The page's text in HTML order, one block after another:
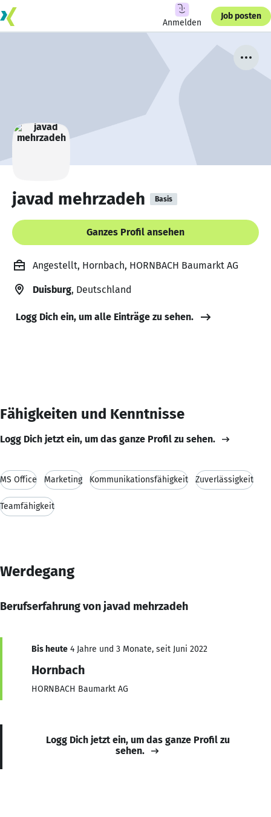
Anmelden
Job posten
javad mehrzadeh Basis
Ganzes Profil ansehen
Angestellt, Hornbach, HORNBACH Baumarkt AG
Duisburg, Deutschland
Logg Dich ein, um alle Einträge zu sehen.
Fähigkeiten und Kenntnisse
Logg Dich jetzt ein, um das ganze Profil zu sehen.
MS Office Marketing Kommunikationsfähigkeit Zuverlässigkeit
Teamfähigkeit
Werdegang
Berufserfahrung von javad mehrzadeh
Bis heute 4 Jahre und 3 Monate, seit Juni 2022
Hornbach
HORNBACH Baumarkt AG
Logg Dich jetzt ein, um das ganze Profil zu
sehen.